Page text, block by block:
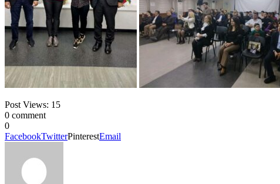
Post Views: 15
0 comment
0
FacebookTwitterPinterestEmail